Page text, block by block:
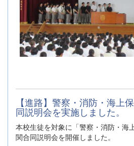
【進路】警察・消防・海上
同説明会を実施しました。
本校生徒を対象に「警察・消防・海
関合同説明会を開催しました。